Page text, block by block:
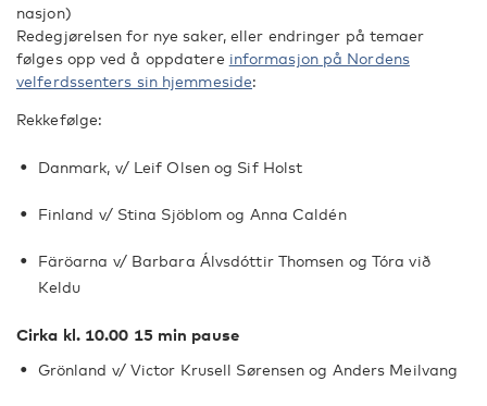
nasjon)
Redegjørelsen for nye saker, eller endringer på temaer
følges opp ved å oppdatere informasjon på Nordens
velferdssenters sin hjemmeside:
Rekkefølge:
Danmark, v/ Leif Olsen og Sif Holst
Finland v/ Stina Sjöblom og Anna Caldén
Färöarna v/ Barbara Álvsdóttir Thomsen og Tóra við
Keldu
Cirka kl. 10.00 15 min pause
Grönland v/ Victor Krusell Sørensen og Anders Meilvang